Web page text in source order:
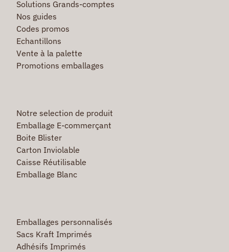
Solutions Grands-comptes
Nos guides
Codes promos
Echantillons
Vente à la palette
Promotions emballages
Notre selection de produit
Emballage E-commerçant
Boite Blister
Carton Inviolable
Caisse Réutilisable
Emballage Blanc
Emballages personnalisés
Sacs Kraft Imprimés
Adhésifs Imprimés